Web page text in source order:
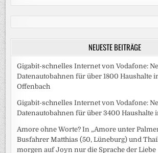
NEUESTE BEITRÄGE
Gigabit-schnelles Internet von Vodafone:
Datenautobahnen für über 1800 Haushalte
Offenbach
Gigabit-schnelles Internet von Vodafone:
Datenautobahnen für über 3400 Haushalte
Amore ohne Worte? In „Amore unter
Busfahrer Matthias (50, Lüneburg) und
morgen auf Joyn nur die Sprache der Liebe